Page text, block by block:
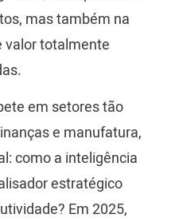
mas também na
valor totalmente
em setores tão
e manufatura,
como a inteligência
estratégico
Em 2025,